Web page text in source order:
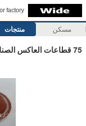
factory
مسكن منتجات
75 قطاعات العاكس الصناعية ل DC المغناطيس الدائم موتور ZTY